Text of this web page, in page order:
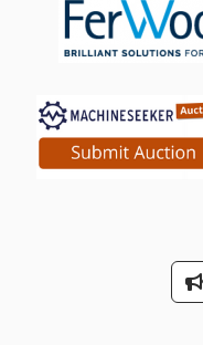
Meh 5 2 1 8 B
Ng 200
راهنمای Lm
سه گانه